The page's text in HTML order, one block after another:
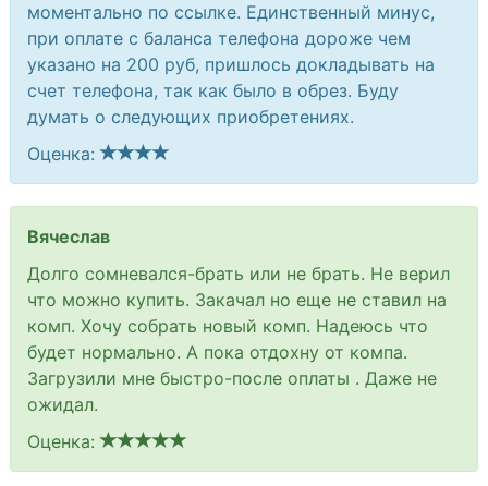
моментально по ссылке. Единственный минус,
при оплате с баланса телефона дороже чем
указано на 200 руб, пришлось докладывать на
счет телефона, так как было в обрез. Буду
думать о следующих приобретениях.
Оценка:
Вячеслав
Долго сомневался-брать или не брать. Не верил
что можно купить. Закачал но еще не ставил на
комп. Хочу собрать новый комп. Надеюсь что
будет нормально. А пока отдохну от компа.
Загрузили мне быстро-после оплаты . Даже не
ожидал.
Оценка: